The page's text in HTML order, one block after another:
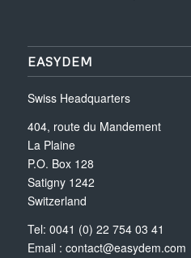
EASYDEM
Swiss Headquarters
404, route du Mandement
La Plaine
P.O. Box 128
Satigny 1242
Switzerland
Tel: 0041 (0) 22 754 03 41
Email : contact@easydem.com